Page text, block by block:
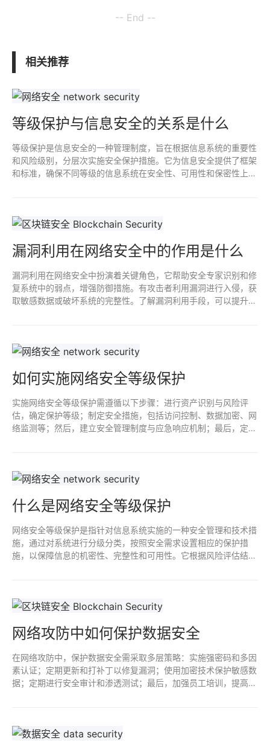
-- End --
相关推荐
等级保护与信息安全的关系是什么
等级保护是信息安全的一种管理制度，旨在根据信息系统的重要性
和风险级别，分层次实施安全保护措施。它为信息安全提供了框架
和标准，确保不同等级的信息系统在安全性、可用性和保密性上得
漏洞利用在网络安全中的作用是什么
漏洞利用在网络安全中扮演着关键角色，它帮助安全专家识别和修
复系统中的弱点，增强防御措施。有攻击者利用漏洞进行入侵，获
取敏感数据或破坏系统的完整性。了解漏洞利用手段，可以提升防
如何实施网络安全等级保护
实施网络安全等级保护需遵循以下步骤：进行资产识别与风险评
估，确定保护等级；制定安全措施，包括访问控制、数据加密、网
络监测等；然后，建立安全管理制度与应急响应机制；最后，定期
什么是网络安全等级保护
网络安全等级保护是指针对信息系统实施的一种安全管理和技术措
施，通过对系统进行分级分类，按照安全需求设置相应的保护措
施，以保障信息的机密性、完整性和可用性。它根据风险评估结
网络攻防中如何保护数据安全
在网络攻防中，保护数据安全需采取多层策略：实施强密码和多因
素认证；定期更新和打补丁以修复漏洞；使用加密技术保护敏感数
据；定期进行安全审计和渗透测试；最后，加强员工培训，提高安